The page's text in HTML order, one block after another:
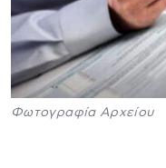
Φωτογραφία Αρχείου